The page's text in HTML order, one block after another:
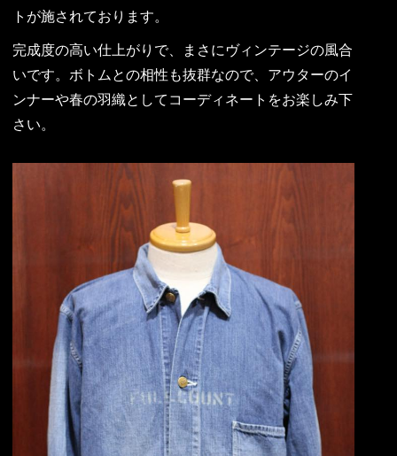
トが施されております。
完成度の高い仕上がりで、まさにヴィンテージの風合
いです。ボトムとの相性も抜群なので、アウターのイ
ンナーや春の羽織としてコーディネートをお楽しみ下
さい。